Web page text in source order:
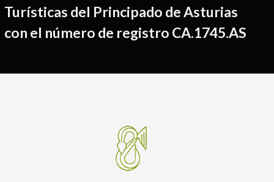
Turísticas del Principado de Asturias
con el número de registro CA.1745.AS